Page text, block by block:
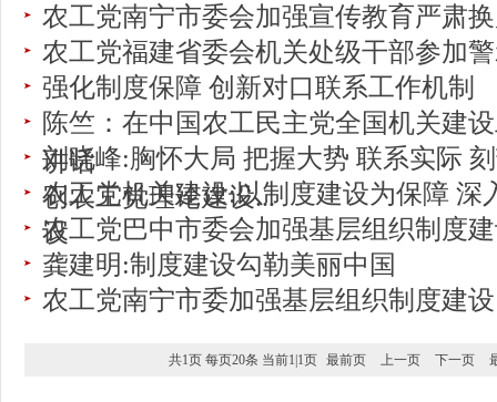
农工党南宁市委会加强宣传教育严肃
农工党福建省委会机关处级干部参加
强化制度保障 创新对口联系工作机制
陈竺：在中国农工民主党全国机关建
讲话
刘晓峰:胸怀大局 把握大势 联系实际
创农工党理论建设...
农工党机关建设:以制度建设为保障 深
设
农工党巴中市委会加强基层组织制度
龚建明:制度建设勾勒美丽中国
农工党南宁市委加强基层组织制度建设
共1页 每页20条 当前1|1页 最前页 上一页 下一页